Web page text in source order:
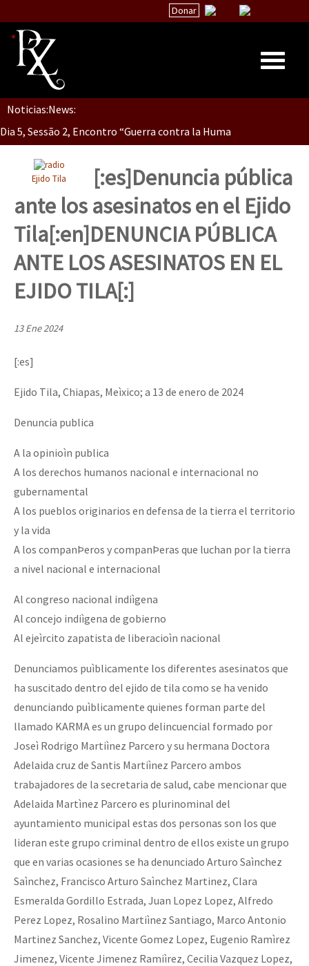
Donar
Inicio
Quiénes Somos
La palabra del EZLN
TEMAS
Chiapas
México
Latinoamérica
La Sexta
AutonomÍa y Resistencia
Megaproyectos
Migración
Presos
Niñxs
ETIQUETAS
Fotorreportaje
Otras secciones
Semillero Guerra contra la Humanidad. (Las poblaciones y
la naturaleza bajo asedio)
Libros para descargar
Medios Libres
Eventos
Contacto
Noticias:News:
Dia 5, Sessão 2, Encontro “Guerra contra la Humanidad”
Dia 5, sessão 1, do Encontro “Guerra contra a Humanidade”(As
Dia 4 – Encontro “Guerra contra a Humanidade” (As populações
Dia 2 do Encontro “Guerra contra a Humanidad”
Dia 1: Encontro “Guerra contra a Humanidade”
Se o México sabe, que o mundo saiba! Nossas lutas pela
Ejido Tila
[:es]Denuncia pública
ante los asesinatos en el Ejido
Tila[:en]DENUNCIA PÚBLICA
ANTE LOS ASESINATOS EN EL
EJIDO TILA[:]
13 Ene 2024
[:es]
Ejido Tila, Chiapas, Meìxico; a 13 de enero de 2024
Denuncia publica
A la opinioìn publica
A los derechos humanos nacional e internacional no
gubernamental
A los pueblos originarios en defensa de la tierra el territorio
y la vida
A los companÞeros y companÞeras que luchan por la tierra
a nivel nacional e internacional
Al congreso nacional indiìgena
Al concejo indiìgena de gobierno
Al ejeìrcito zapatista de liberacioìn nacional
Denunciamos puìblicamente los diferentes asesinatos que
ha suscitado dentro del ejido de tila como se ha venido
denunciando puìblicamente quienes forman parte del
llamado KARMA es un grupo delincuencial formado por
Joseì Rodrigo Martiìnez Parcero y su hermana Doctora
Adelaida cruz de Santis Martiìnez Parcero ambos
trabajadores de la secretaria de salud, cabe mencionar que
Adelaida Martìnez Parcero es plurinominal del
ayuntamiento municipal estas dos personas son los que
lideran este grupo criminal dentro de ellos existe un grupo
que en varias ocasiones se ha denunciado Arturo Saìnchez
Saìnchez, Francisco Arturo Saìnchez Martinez, Clara
Esmeralda Gordillo Estrada, Juan Lopez Lopez, Alfredo
Perez Lopez, Rosalino Martiìnez Santiago, Marco Antonio
Martinez Sanchez, Vicente Gomez Lopez, Eugenio Ramìrez
Jimenez, Vicente Jimenez Ramiìrez, Cecilia Vazquez Lopez,